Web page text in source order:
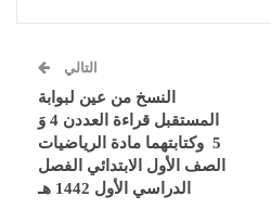
التالي
النسخ من عين لبوابة
المستقبل قراءة العددن 4 وَ
5 وكتابتهما مادة الرياضيات
الصف الأول الابتدائي الفصل
الدراسي الأول 1442 هـ